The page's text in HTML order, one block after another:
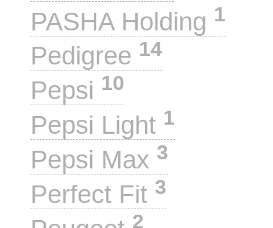
PASHA Holding 1
Pedigree 14
Pepsi 10
Pepsi Light 1
Pepsi Max 3
Perfect Fit 3
2